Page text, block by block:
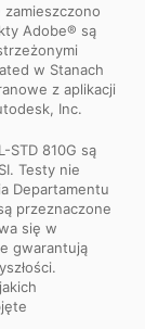
Adobe® są
w Stanach
z aplikacji
Inc.
STD 810G są
Testy nie
Departamentu
przeznaczone
się w
gwarantują